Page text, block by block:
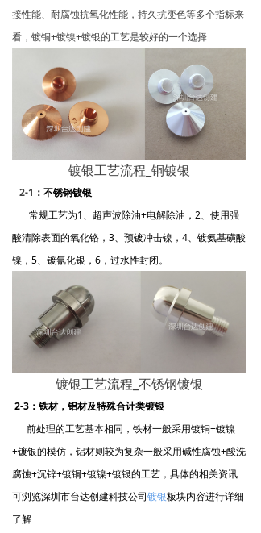
接性能、耐腐蚀抗氧化性能，持久抗变色等多个指标来
看，镀铜+镀镍+镀银的工艺是较好的一个选择
镀银工艺流程_铜镀银
2-1 ： 不锈钢镀银
常规工艺为1、超声波除油+电解除油，2、使用强
酸清除表面的氧化铬，3、预镀冲击镍，4、镀氨基磺酸
镍，5、镀氰化银，6，过水性封闭。
镀银工艺流程_不锈钢镀银
2-3： 铁材，铝材及特殊合计类镀银
前处理的工艺基本相同，铁材一般采用镀铜+镀镍
+镀银的模仿，铝材则较为复杂一般采用碱性腐蚀+酸洗
腐蚀+沉锌+镀铜+镀镍+镀银的工艺，具体的相关资讯
可浏览深圳市台达创建科技公司镀银板块内容进行详细
了解